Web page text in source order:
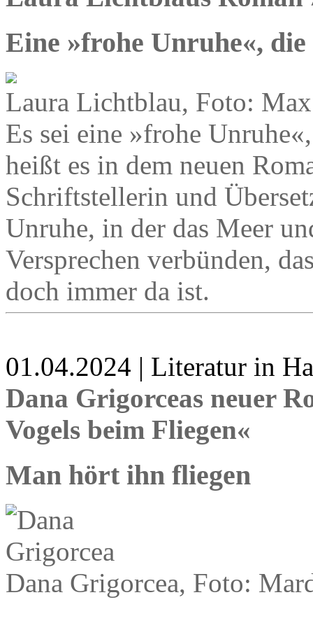
Eine »frohe Unruhe«,
Laura Lichtblau, Foto:
Es sei eine »frohe
heißt es in dem neuen
Schriftstellerin und
Unruhe, in der das Meer
Versprechen verbünden,
doch immer da ist.
01.04.2024 | Literatur in
Dana Grigorceas neuer
Vogels beim Fliegen«
Man hört ihn fliegen
Dana Grigorcea, Foto: